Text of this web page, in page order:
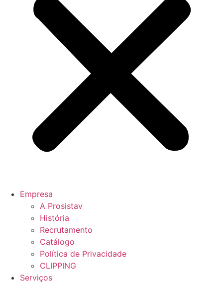
Empresa
A Prosistav
História
Recrutamento
Catálogo
Política de Privacidade
CLIPPING
Serviços